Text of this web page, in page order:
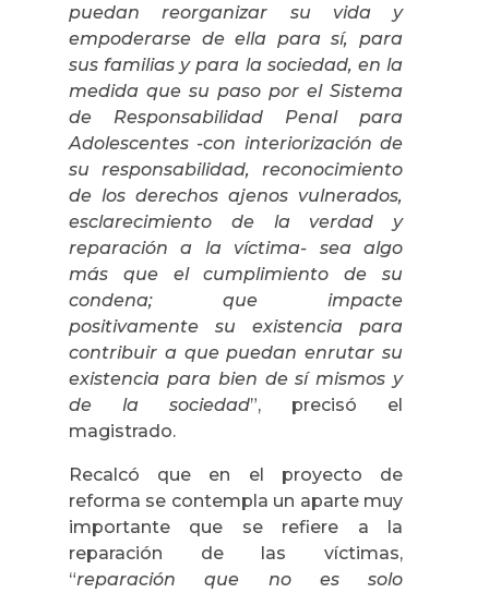
puedan reorganizar su vida y
empoderarse de ella para sí, para
sus familias y para la sociedad, en la
medida que su paso por el Sistema
de Responsabilidad Penal para
Adolescentes -con interiorización de
su responsabilidad, reconocimiento
de los derechos ajenos vulnerados,
esclarecimiento de la verdad y
reparación a la víctima- sea algo
más que el cumplimiento de su
condena; que impacte
positivamente su existencia para
contribuir a que puedan enrutar su
existencia para bien de sí mismos y
de la sociedad”, precisó el
magistrado.
Recalcó que en el proyecto de
reforma se contempla un aparte muy
importante que se refiere a la
reparación de las víctimas,
“reparación que no es solo